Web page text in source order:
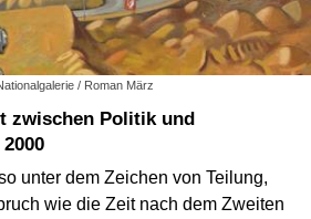
/ Roman März
unter dem Zeichen von Teilung,
wie die Zeit nach dem Zweiten